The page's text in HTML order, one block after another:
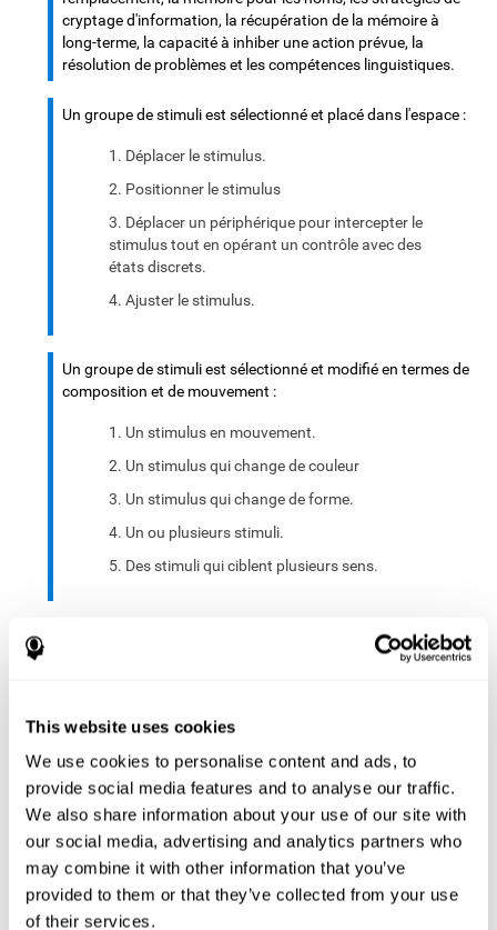
This website uses cookies
We use cookies to personalise content and ads, to
provide social media features and to analyse our traffic.
We also share information about your use of our site with
our social media, advertising and analytics partners who
may combine it with other information that you’ve
provided to them or that they’ve collected from your use
of their services.
cryptage d'information, la récupération de la mémoire à
long-terme, la capacité à inhiber une action prévue, la
résolution de problèmes et les compétences linguistiques.
Un groupe de stimuli est sélectionné et placé dans l'espace :
Déplacer le stimulus.
Positionner le stimulus
Déplacer un périphérique pour intercepter le
stimulus tout en opérant un contrôle avec des
états discrets.
Ajuster le stimulus.
Un groupe de stimuli est sélectionné et modifié en termes de
composition et de mouvement :
Un stimulus en mouvement.
Un stimulus qui change de couleur
Un stimulus qui change de forme.
Un ou plusieurs stimuli.
Des stimuli qui ciblent plusieurs sens.
Un groupe de stimuli de différents types es sélectionné :
L'interface peut être utilisée sur des appareils électroniques
(ordinateurs, téléphones portables, tablettes) pour fournir
et capturer les stimuli évalués.
Le système se compose d'un dispositif d'entrée de